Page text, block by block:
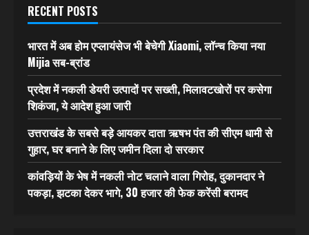
RECENT POSTS
भारत में अब होम एप्लायंसेज भी बेचेगी Xiaomi, लॉन्च किया नया
Mijia सब-ब्रांड
प्रदेश में नकली डेयरी उत्पादों पर सख्ती, मिलावटखोरों पर कसेगा
शिकंजा, ये आदेश हुआ जारी
उत्तराखंड के सबसे बड़े आयकर दाता ऋषभ पंत की सीएम धामी से
गुहार, घर बनाने के लिए जमीन दिला दो सरकार
कांवड़ियों के भेष में नकली नोट चलाने वाला गिरोह, दुकानदार ने
पकड़ा, झटका देकर भागे, 30 हजार की फेक करेंसी बरामद